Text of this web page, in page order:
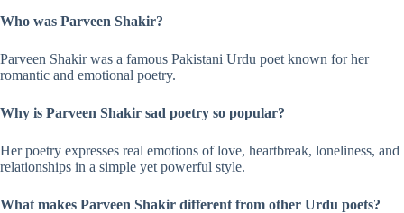
Who was Parveen Shakir?
Parveen Shakir was a famous Pakistani Urdu poet known for her
romantic and emotional poetry.
Why is Parveen Shakir sad poetry so popular?
Her poetry expresses real emotions of love, heartbreak, loneliness, and
relationships in a simple yet powerful style.
What makes Parveen Shakir different from other Urdu poets?